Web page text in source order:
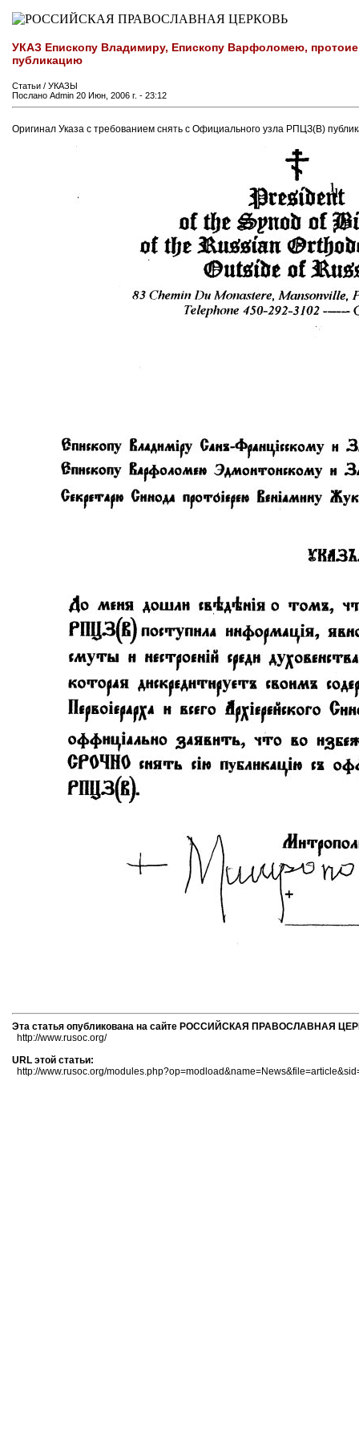
УКАЗ Епископу Владимиру, Епископу Варфоломею,
публикацию
Статьи / УКАЗЫ
Послано Admin 20 Июн, 2006 г. - 23:12
Оригинал Указа с требованием снять с Официального узла РПЦЗ(В)
Эта статья опубликована на сайте РОССИЙСКАЯ ПРАВОСЛАВНАЯ
http://www.rusoc.org/
URL этой статьи:
http://www.rusoc.org/